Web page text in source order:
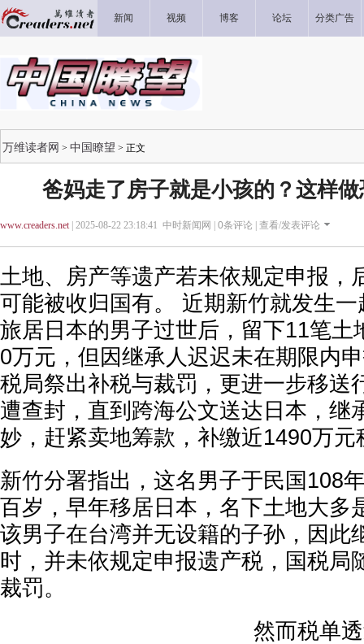
新闻 视频 博客 论坛 分类广告
万维读者网 > 中国瞭望 > 正文
爸妈走了房子就是小孩的？这样
www.creaders.net| 2025-08-22 23:18:41 中时新闻网 | 0条评论 | 查看/发表评论
土地、房产等遗产若未依规定申报，
可能被收归国有。 近期新竹就发生
旅居日本的男子过世后，留下11笔土
0万元，但因继承人迟迟未在期限内
税局祭出补税与裁罚，更进一步移送
遭查封，直到跨海公文送达日本，继
妙，赶紧卖地筹款，补缴近1490万元
新竹分署指出，这名男子于民国108
百岁，早年移居日本，名下土地大多
该男子在台湾并无设籍的子孙，因此
时，并未依规定申报遗产税，国税局
裁罚。
然而税单